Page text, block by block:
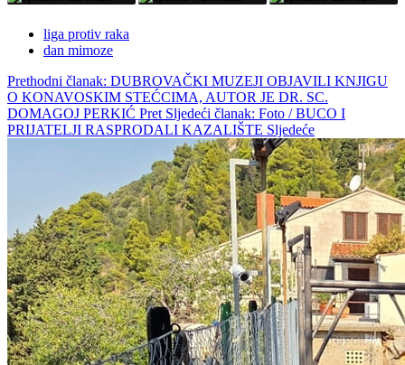
liga protiv raka
dan mimoze
Prethodni članak: DUBROVAČKI MUZEJI OBJAVILI KNJIGU
O KONAVOSKIM STEĆCIMA, AUTOR JE DR. SC.
DOMAGOJ PERKIĆ Pret Sljedeći članak: Foto / BUCO I
PRIJATELJI RASPRODALI KAZALIŠTE Sljedeće